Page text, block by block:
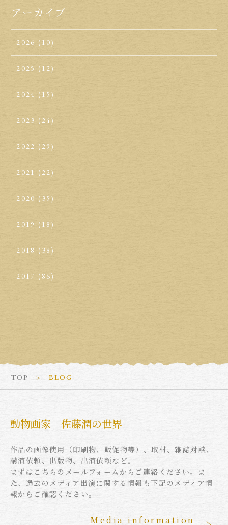
アーカイブ
2026 (10)
2025 (12)
2024 (15)
2023 (24)
2022 (29)
2021 (22)
2020 (35)
2019 (18)
2018 (38)
2017 (86)
TOP BLOG
動物画家 佐藤潤の世界
作品の画像使用（印刷物、販促物等）、取材、雑誌対談、
講演依頼、出版物、出演依頼など。
まずはこちらのメールフォームからご連絡ください。ま
た、過去のメディア出演に関する情報も下記のメディア情
報からご確認ください。
Media information